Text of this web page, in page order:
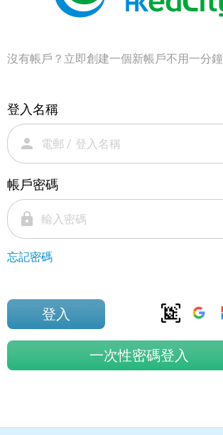
沒有帳戶？立即創建一個新帳戶不用一分鐘
登入名稱
person
帳戶密碼
lock
忘記密碼